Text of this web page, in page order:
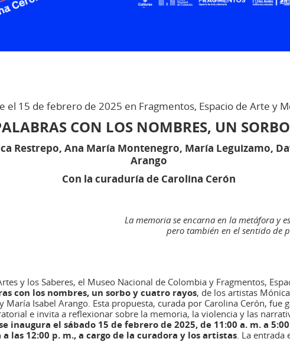
el 15 de febrero de 2025 en Fragmentos, Espacio de Arte y
CON LOS NOMBRES, UN
Restrepo, Ana María Montenegro, María Leguizamo,
Arango
Con la curaduría de Carolina Cerón​
La memoria se encarna en la metáfora y
pero también en el sentido de
y los Saberes, el Museo Nacional de Colombia y Fragmentos,
con los nombres, un sorbo y cuatro rayos, de los artistas
María Isabel Arango. Esta propuesta, curada por Carolina Cerón, fue
e invita a reflexionar sobre la memoria, la violencia y las
inaugura el sábado 15 de febrero de 2025, de 11:00 a. m. a
las 12:00 p. m., a cargo de la curadora y los artistas. La entrada